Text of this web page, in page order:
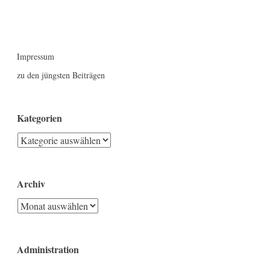
Impressum
zu den jüngsten Beiträgen
Kategorien
Kategorien
Archiv
Archiv
Administration